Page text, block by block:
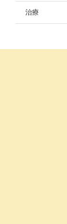
治療